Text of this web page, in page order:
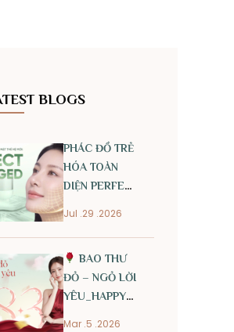
BLOGS
PHÁC ĐỒ TRẺ
HÓA TOÀN
DIỆN PERFECT
Jul .29 .2026
BAO THƯ
ĐỎ – NGỎ LỜI
YÊU_HAPPY
Mar .5 .2026